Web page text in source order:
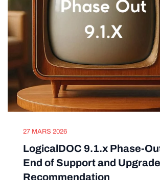
27 MARS 2026
LogicalDOC 9.1.x Phase-
End of Support and Upgrade
Recommendation